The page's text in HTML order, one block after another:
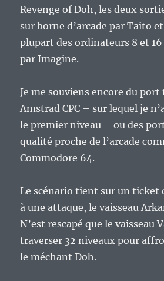
Revenge of Doh, les deux
sur borne d’arcade par Taito
plupart des ordinateurs 8 et 16
par Imagine.
Je me souviens encore du
Amstrad CPC – sur lequel je
le premier niveau – ou des
qualité proche de l’arcade
Commodore 64.
Le scénario tient sur un ticket
à une attaque, le vaisseau
N’est rescapé que le vaisseau
traverser 32 niveaux pour
le méchant Doh.